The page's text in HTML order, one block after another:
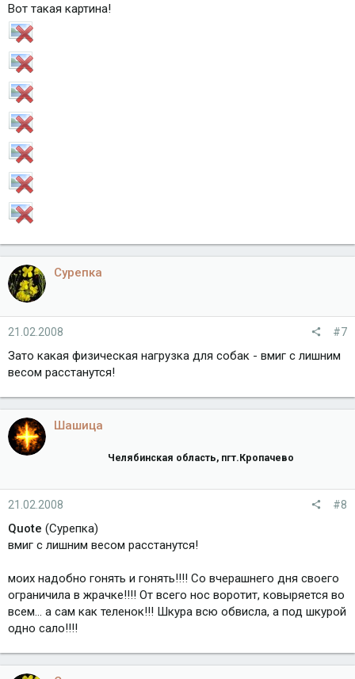
Вот такая картина!
Сурепка
21.02.2008 #7
Зато какая физическая нагрузка для собак - вмиг с лишним
весом расстанутся!
Шашица
Челябинская область, пгт.Кропачево
21.02.2008 #8
Quote (Сурепка)
вмиг с лишним весом расстанутся!
моих надобно гонять и гонять!!!! Со вчерашнего дня своего
ограничила в жрачке!!!! От всего нос воротит, ковыряется во
всем... а сам как теленок!!! Шкура всю обвисла, а под шкурой
одно сало!!!!